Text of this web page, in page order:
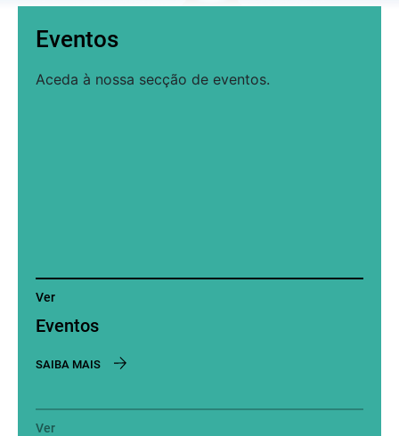
Eventos
Aceda à nossa secção de eventos.
Ver
Eventos
SAIBA MAIS
Ver